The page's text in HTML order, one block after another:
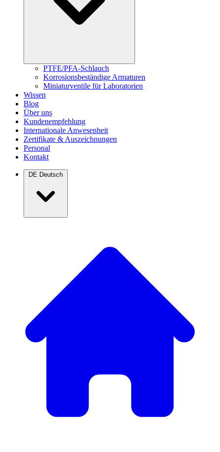
PTFE/PFA-Schlauch
Korrosionsbeständige Armaturen
Miniaturventile für Laboratorien
Wissen
Blog
Über uns
Kundenempfehlung
Internationale Anwesenheit
Zertifikate & Auszeichnungen
Personal
Kontakt
DE Deutsch